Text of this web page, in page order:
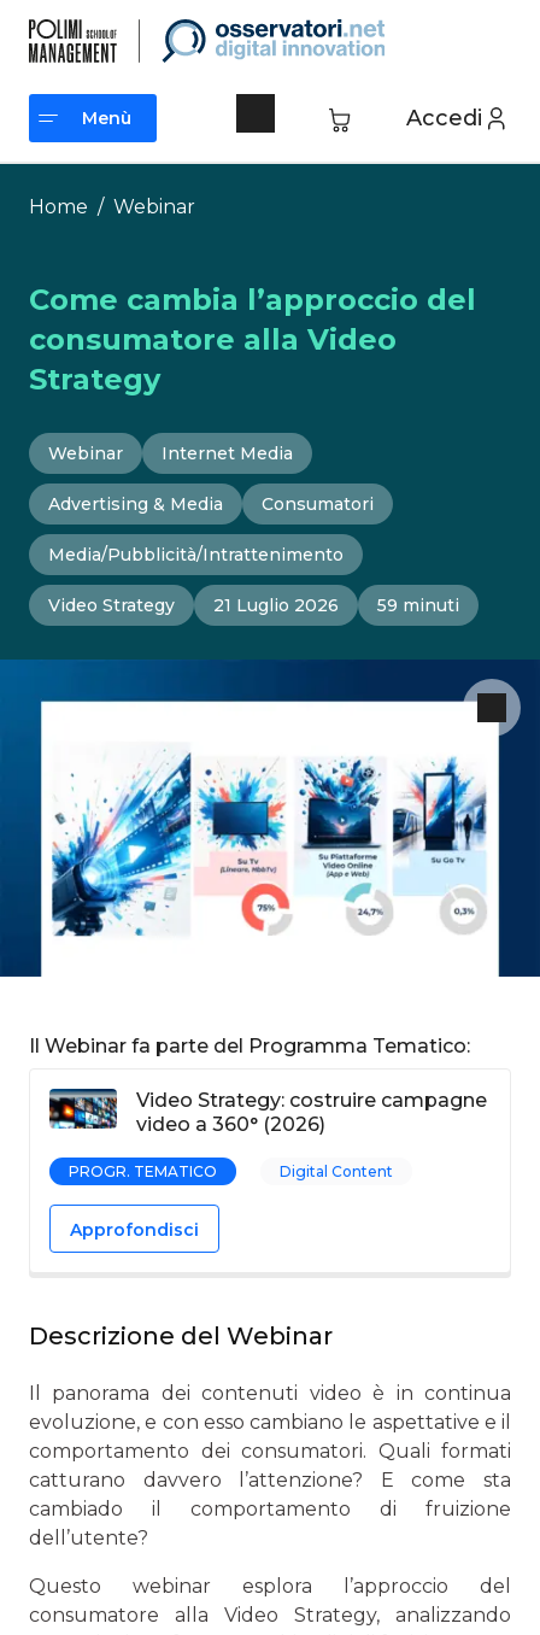
contenuto
Accedi
Menù
Menù
Home / Webinar
Come cambia l’approccio del
consumatore alla Video
Strategy
Webinar Internet Media
Advertising & Media Consumatori
Media/Pubblicità/Intrattenimento
Video Strategy 21 Luglio 2026 59 minuti
Il Webinar fa parte del Programma Tematico:
Video Strategy: costruire campagne
video a 360° (2026)
PROGR. TEMATICO Digital Content
Approfondisci
Descrizione del Webinar
Il panorama dei contenuti video è in continua
evoluzione, e con esso cambiano le aspettative e il
comportamento dei consumatori. Quali formati
catturano davvero l’attenzione? E come sta
cambiado il comportamento di fruizione
dell’utente?
Questo webinar esplora l’approccio del
consumatore alla Video Strategy, analizzando